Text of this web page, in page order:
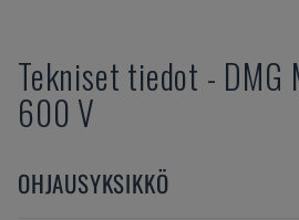
Tekniset tiedot - DMG
600 V
OHJAUSYKSIKKÖ